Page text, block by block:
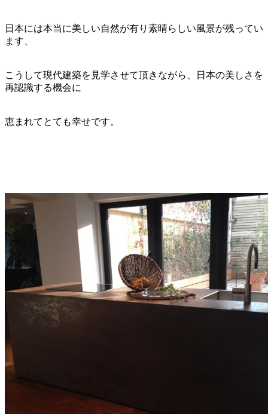
日本には本当に美しい自然が有り素晴らしい風景が残ってい
ます、
こうして現代建築を見学させて頂きながら、日本の美しさを
再認識する機会に
恵まれてとても幸せです。